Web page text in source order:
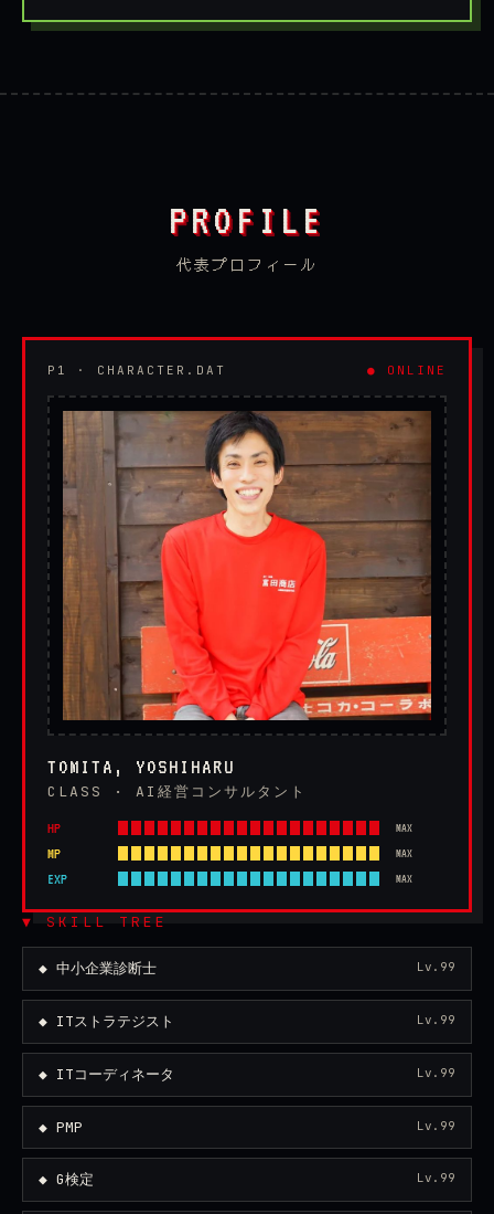
PROFILE
代表プロフィール
P1 · CHARACTER.DAT ● ONLINE
TOMITA, YOSHIHARU
CLASS · AI経営コンサルタント
HP MAX
MP MAX
EXP MAX
▼ SKILL TREE
◆ 中小企業診断士 Lv.99
◆ ITストラテジスト Lv.99
◆ ITコーディネータ Lv.99
◆ PMP Lv.99
◆ G検定 Lv.99